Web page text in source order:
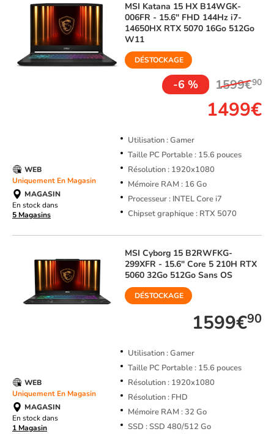
MSI Katana 15 HX B14WGK-
006FR - 15.6" FHD 144Hz i7-
14650HX RTX 5070 16Go 512Go
W11
DÉSTOCKAGE
-6 % 1599€90
1499€
Utilisation : Gamer
Taille PC Portable : 15.6 pouces
Résolution : 1920x1080
Mémoire RAM : 16 Go
Processeur : INTEL Core i7
Chipset graphique : RTX 5070
WEB
Uniquement En Magasin
MAGASIN
En stock dans
5 Magasins
MSI Cyborg 15 B2RWFKG-
299XFR - 15.6" Core 5 210H RTX
5060 32Go 512Go Sans OS
DÉSTOCKAGE
1599€90
Utilisation : Gamer
Taille PC Portable : 15.6 pouces
Résolution : 1920x1080
Résolution : FHD
Mémoire RAM : 32 Go
SSD : SSD 480/512 Go
WEB
Uniquement En Magasin
MAGASIN
En stock dans
1 Magasin